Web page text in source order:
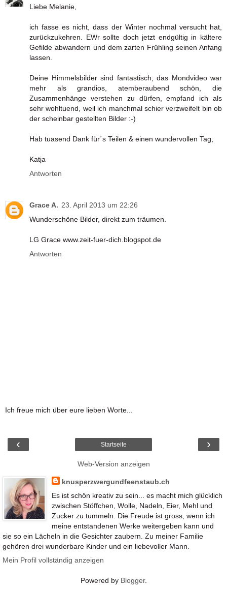
Liebe Melanie,
ich fasse es nicht, dass der Winter nochmal versucht hat,
zurückzukehren. EWr sollte doch jetzt endgültig in kältere
Gefilde abwandern und dem zarten Frühling seinen Anfang
lassen.
Deine Himmelsbilder sind fantastisch, das Mondvideo war
mehr als grandios, atemberaubend schön, die
Zusammenhänge verstehen zu dürfen, empfand ich als
sehr wohltuend, weil ich manchmal schier verzweifelt bin ob
der scheinbar gestellten Bilder :-)
Hab tuasend Dank für´s Teilen & einen wundervollen Tag,
Katja
Antworten
Grace A. 23. April 2013 um 22:26
Wunderschöne Bilder, direkt zum träumen.
LG Grace www.zeit-fuer-dich.blogspot.de
Antworten
Ich freue mich über eure lieben Worte...
‹ ›
Startseite
Web-Version anzeigen
knusperzwergundfeenstaub.ch
Es ist schön kreativ zu sein... es macht mich glücklich
zwischen Stöffchen, Wolle, Nadeln, Eier, Mehl und
Zucker zu tummeln. Die Freude ist gross, wenn ich
meine entstandenen Werke weitergeben kann und
sie so ein Lächeln in die Gesichter zaubern. Zu meiner Familie
gehören drei wunderbare Kinder und ein liebevoller Mann.
Mein Profil vollständig anzeigen
Powered by Blogger.